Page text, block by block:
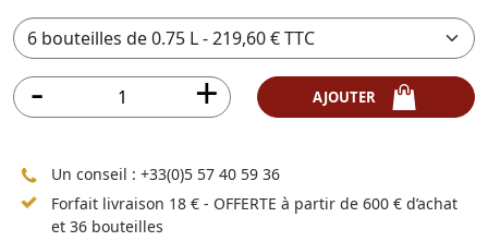
Un conseil : +33(0)5 57 40 59 36
Forfait livraison 18 € - OFFERTE à partir de 600 € d’achat
et 36 bouteilles